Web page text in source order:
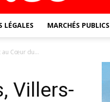
LÉGALES MARCHÉS PUBLICS
au Cœur du...
Villers-